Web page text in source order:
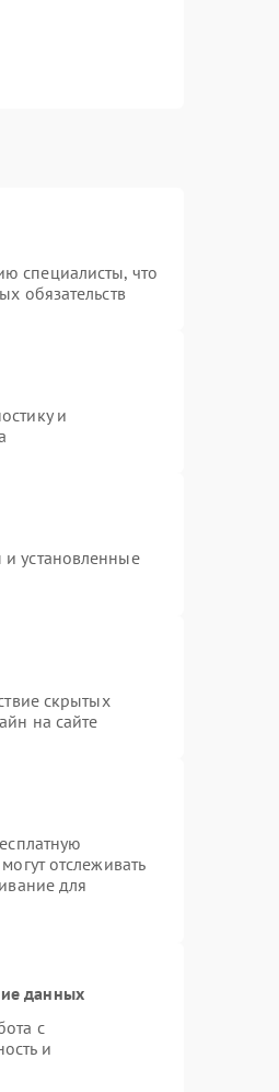
специалисты, что
обязательств
и
установленные
скрытых
на сайте
отслеживать
для
данных
с
и